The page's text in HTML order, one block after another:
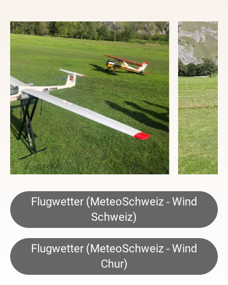
Flugwetter (MeteoSchweiz - Wind
Schweiz)
Flugwetter (MeteoSchweiz - Wind
Chur)